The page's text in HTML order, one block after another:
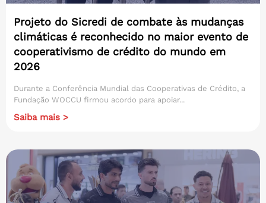
Projeto do Sicredi de combate às mudanças
climáticas é reconhecido no maior evento de
cooperativismo de crédito do mundo em
2026
Durante a Conferência Mundial das Cooperativas de Crédito, a
Fundação WOCCU firmou acordo para apoiar...
Saiba mais >